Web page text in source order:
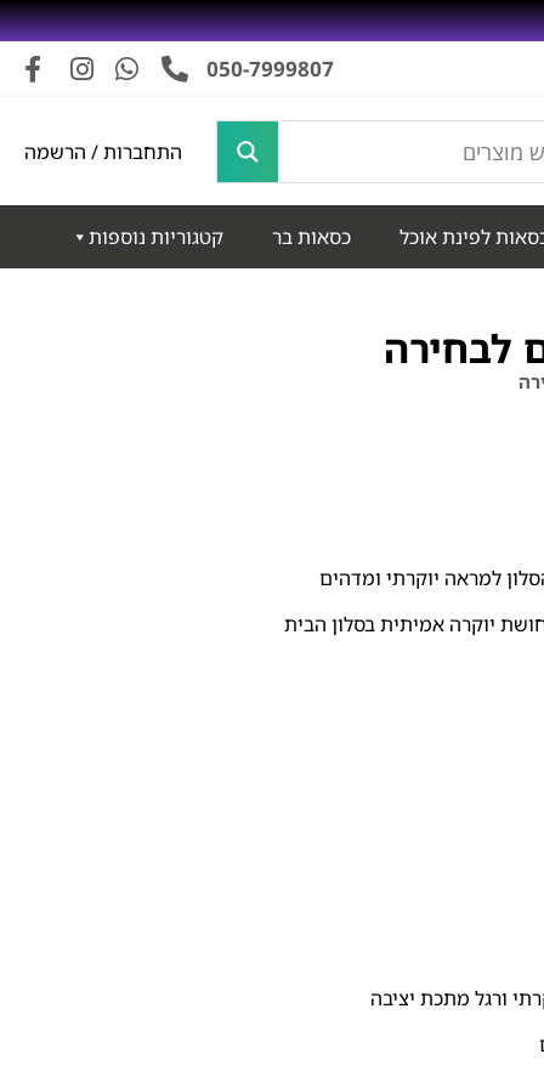
050-7999807
התחברות / הרשמה
לפינת אוכל כסאות בר קטגוריות נוספות
לבחירה
למראה יוקרתי ומדהים
יוקרה אמיתית בסלון הבית